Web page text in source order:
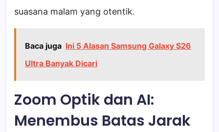
suasana malam yang otentik.
Baca juga Ini 5 Alasan Samsung Galaxy S26
Ultra Banyak Dicari
Zoom Optik dan AI:
Menembus Batas Jarak